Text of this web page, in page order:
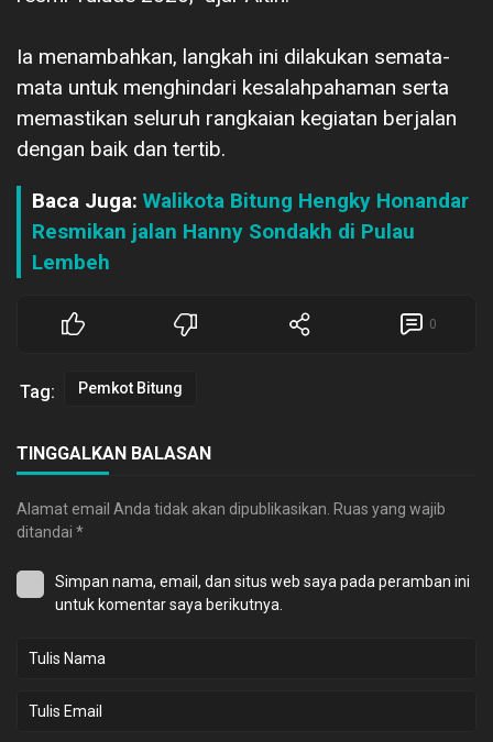
Ia menambahkan, langkah ini dilakukan semata-
mata untuk menghindari kesalahpahaman serta
memastikan seluruh rangkaian kegiatan berjalan
dengan baik dan tertib.
Baca Juga: Walikota Bitung Hengky Honandar
Resmikan jalan Hanny Sondakh di Pulau
Lembeh
0
Tag: Pemkot Bitung
TINGGALKAN BALASAN
Alamat email Anda tidak akan dipublikasikan. Ruas yang wajib
ditandai *
Simpan nama, email, dan situs web saya pada peramban ini
untuk komentar saya berikutnya.